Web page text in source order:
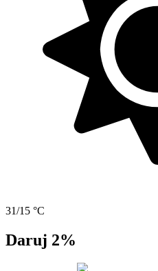
31/15 °C
Daruj 2%